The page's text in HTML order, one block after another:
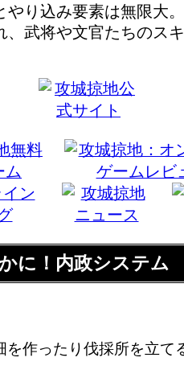
やり込み要素は無限大
、武将や文官たちのス
に！内政システム
を作ったり伐採所を立て